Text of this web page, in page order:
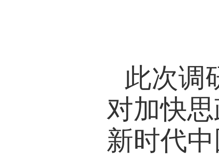
此次调
对加快
新时代